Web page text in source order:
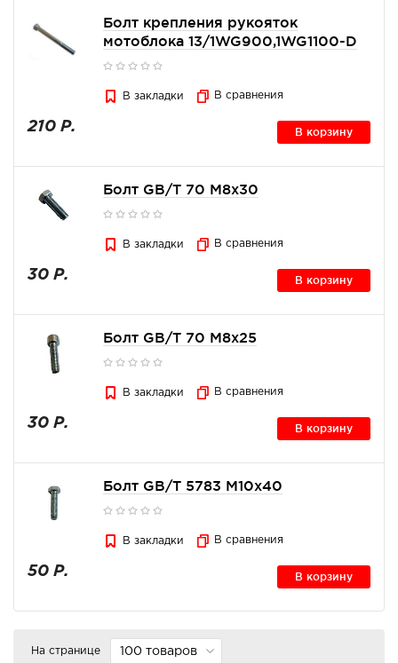
Болт крепления рукояток
мотоблока 13/1WG900,1WG1100-D
В закладки В сравнения
210 Р. В корзину
Болт GB/T 70 M8x30
В закладки В сравнения
30 Р. В корзину
Болт GB/T 70 M8x25
В закладки В сравнения
30 Р. В корзину
Болт GB/T 5783 M10x40
В закладки В сравнения
50 Р. В корзину
На странице 100 товаров